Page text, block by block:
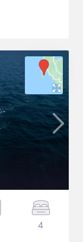
4